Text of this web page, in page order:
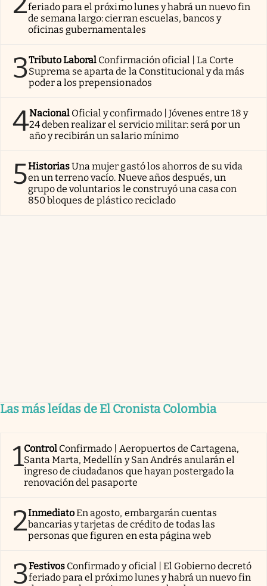
feriado para el próximo lunes y habrá un nuevo fin
de semana largo: cierran escuelas, bancos y
oficinas gubernamentales
3Tributo Laboral Confirmación oficial | La Corte
Suprema se aparta de la Constitucional y da más
poder a los prepensionados
4Nacional Oficial y confirmado | Jóvenes entre 18 y
24 deben realizar el servicio militar: será por un
año y recibirán un salario mínimo
5HistoriasUna mujer gastó los ahorros de su vida
en un terreno vacío. Nueve años después, un
grupo de voluntarios le construyó una casa con
850 bloques de plástico reciclado
Las más leídas de El Cronista Colombia
1Control Confirmado | Aeropuertos de Cartagena,
Santa Marta, Medellín y San Andrés anularán el
ingreso de ciudadanos que hayan postergado la
renovación del pasaporte
2InmediatoEn agosto, embargarán cuentas
bancarias y tarjetas de crédito de todas las
personas que figuren en esta página web
3Festivos Confirmado y oficial | El Gobierno decretó
feriado para el próximo lunes y habrá un nuevo fin